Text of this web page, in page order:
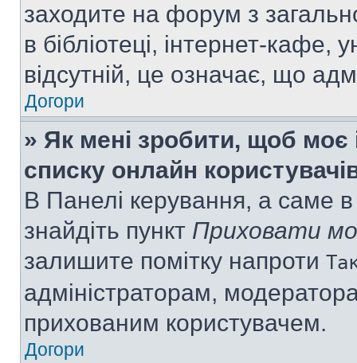
заходите на форум з
в бібліотеці, інтернет-кафе,
відсутній, це означає, що
Догори
» Як мені зробити, щоб моє
списку онлайн
В Панелі керування, а саме
знайдіть пункт Приховати
залишите помітку напроти
адміністраторам,
прихованим користувачем.
Догори